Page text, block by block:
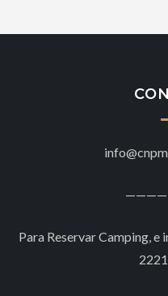
Para Reservar Camping,